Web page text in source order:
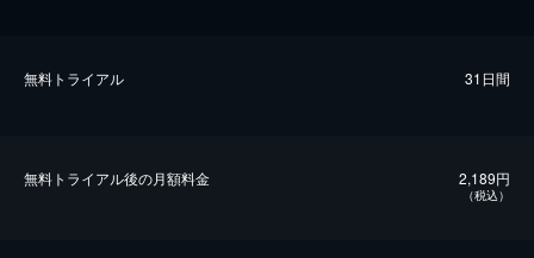
無料トライアル 31日間
無料トライアル後の⽉額料金 2,189円
（税込）